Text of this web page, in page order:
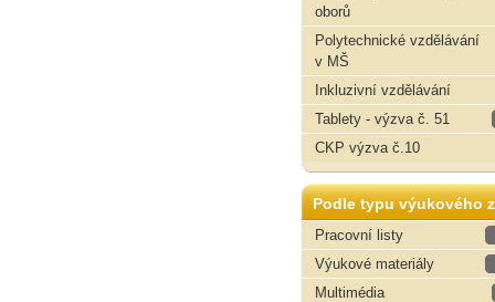
oborů
Polytechnické vzdělávání
v MŠ
Inkluzivní vzdělávání
Tablety - výzva č. 51
CKP výzva č.10
Podle typu výukového
Pracovní listy
Výukové materiály
Multimédia